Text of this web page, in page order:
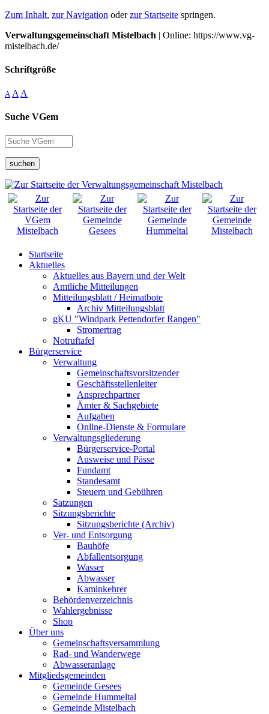
Zum Inhalt, zur Navigation oderzur Startseite springen.
Verwaltungsgemeinschaft Mistelbach | Online: https://www.vg-
mistelbach.de/
Schriftgröße
A A A
Suche VGem
suchen
Startseite
Aktuelles
Aktuelles aus Bayern und der Welt
Amtliche Mitteilungen
Mitteilungsblatt / Heimatbote
Archiv Mitteilungsblatt
gKU "Windpark Pettendorfer Rangen"
Stromertrag
Notruftafel
Bürgerservice
Verwaltung
Gemeinschaftsvorsitzender
Geschäftsstellenleiter
Ansprechpartner
Ämter & Sachgebiete
Aufgaben
Online-Dienste & Formulare
Verwaltungsgliederung
Bürgerservice-Portal
Ausweise und Pässe
Fundamt
Standesamt
Steuern und Gebühren
Satzungen
Sitzungsberichte
Sitzungsberichte (Archiv)
Ver- und Entsorgung
Bauhöfe
Abfallentsorgung
Wasser
Abwasser
Kaminkehrer
Behördenverzeichnis
Wahlergebnisse
Shop
Über uns
Gemeinschaftsversammlung
Rad- und Wanderwege
Abwasseranlage
Mitgliedsgemeinden
Gemeinde Gesees
Gemeinde Hummeltal
Gemeinde Mistelbach